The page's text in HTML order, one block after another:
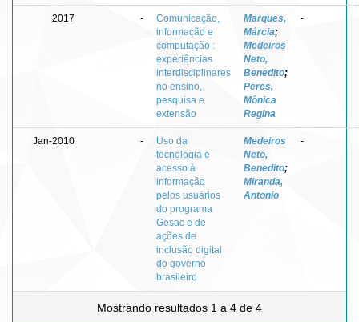
2017 -
Comunicação,
informação e
computação :
experiências
interdisciplinares
no ensino,
pesquisa e
extensão
Marques,
Márcia;
Medeiros
Neto,
Benedito;
Peres,
Mônica
Regina
-
Jan-2010 -
Uso da
tecnologia e
acesso à
informação
pelos usuários
do programa
Gesac e de
ações de
inclusão digital
do governo
brasileiro
Medeiros
Neto,
Benedito;
Miranda,
Antonio
-
Mostrando resultados 1 a 4 de 4